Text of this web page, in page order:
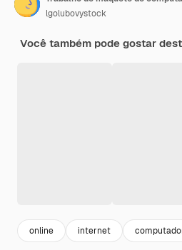
lgolubovystock
Você também pode gostar
online internet